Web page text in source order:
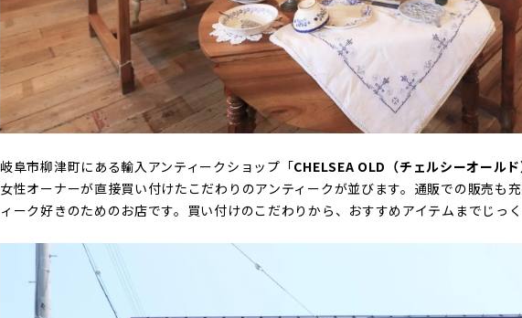
岐阜市柳津町にある輸入アンティークショップ「CHELSEA OLD（チェルシーオールド
女性オーナーが直接買い付けたこだわりのアンティークが並びます。通販での販売も
ィーク好きのためのお店です。買い付けのこだわりから、おすすめアイテムまでじっ